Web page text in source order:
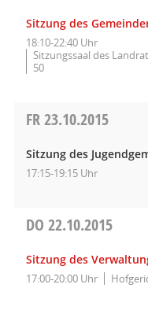
Sitzung des
18:10-22:40 Uhr
Sitzungssaal des
50
FR23.10.2015
Sitzung des
17:15-19:15 Uhr
DO 22.10.2015
Sitzung des
17:00-20:00 Uhr